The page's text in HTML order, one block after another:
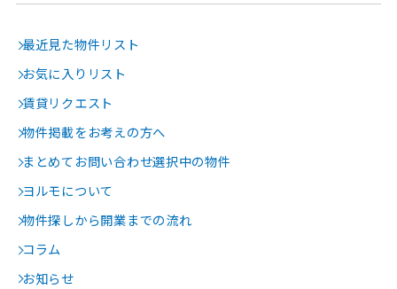
最近見た物件リスト
お気に入りリスト
賃貸リクエスト
物件掲載をお考えの方へ
まとめてお問い合わせ選択中の物件
ヨルモについて
物件探しから開業までの流れ
コラム
お知らせ